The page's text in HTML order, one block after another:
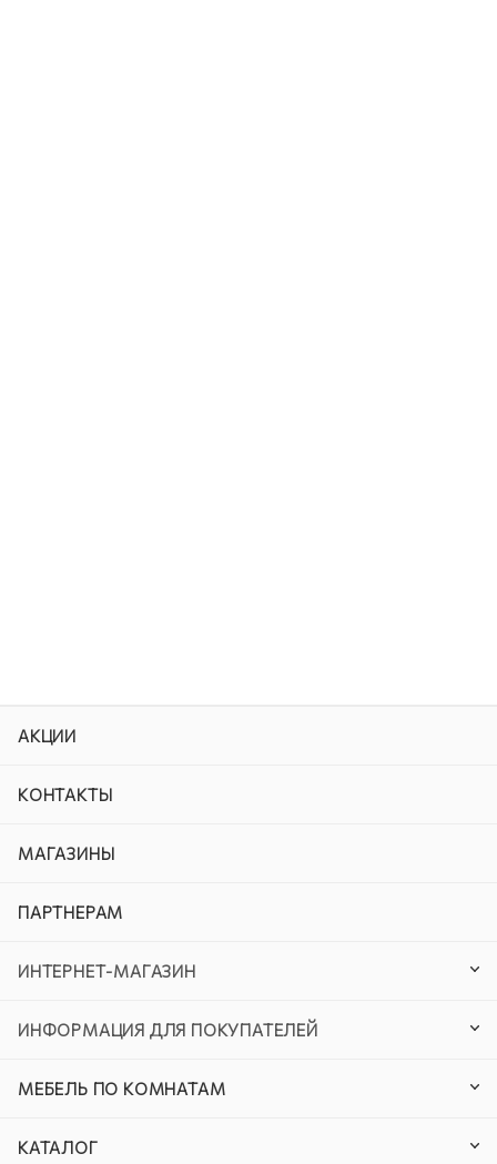
АКЦИИ
КОНТАКТЫ
МАГАЗИНЫ
ПАРТНЕРАМ
ИНТЕРНЕТ-МАГАЗИН
ИНФОРМАЦИЯ ДЛЯ ПОКУПАТЕЛЕЙ
МЕБЕЛЬ ПО КОМНАТАМ
КАТАЛОГ